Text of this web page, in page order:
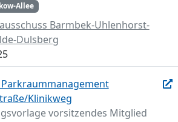
Allee
Barmbek-Uhlenhorst-
Dulsberg
Parkraummanagement
Klinikweg
vorsitzendes Mitglied